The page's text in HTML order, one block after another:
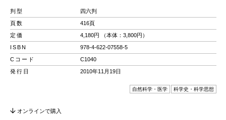
判型
四六判
頁数
416頁
定価
4,180円 （本体：3,800円）
ISBN
978-4-622-07558-5
Cコード
C1040
発行日
2010年11月19日
自然科学・医学 科学史・科学思想
オンラインで購入